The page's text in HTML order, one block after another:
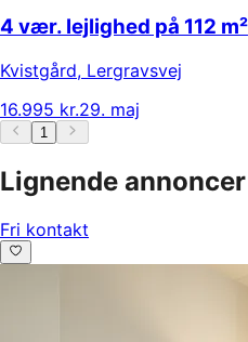
4 vær. lejlighed på 112 m²
Kvistgård, Lergravsvej
16.995 kr.29. maj
1
Lignende
Fri kontakt